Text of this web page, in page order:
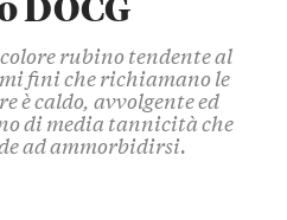
rubino tendente al
fini che richiamano le
ècaldo, avvolgenteed
dimedia tannicitàche
ad ammorbidirsi.